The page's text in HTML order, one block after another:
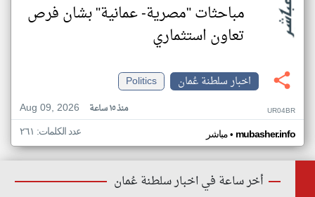
مباحثات "مصرية- عمانية" بشان فرص
تعاون استثماري
اخبار سلطنة عُمان
Politics
Aug 09, 2026
منذ ١٥ ساعة UR04BR
مباشر• mubasher.info عدد الكلمات: ٢٦١
أخر ساعة في اخبار سلطنة عُمان